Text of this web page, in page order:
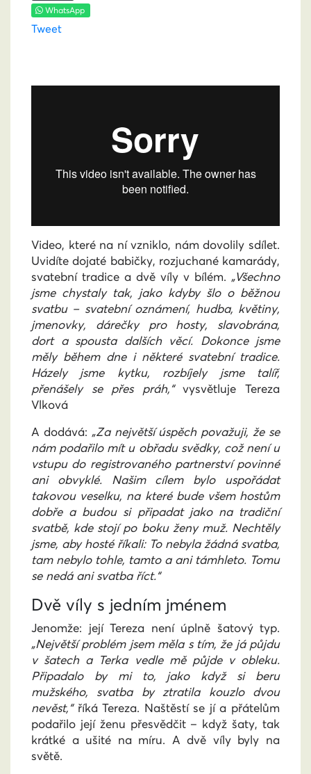
WhatsApp
Tweet
Video, které na ní vzniklo, nám dovolily sdílet.
Uvidíte dojaté babičky, rozjuchané kamarády,
svatební tradice a dvě víly v bílém. „Všechno
jsme chystaly tak, jako kdyby šlo o běžnou
svatbu – svatební oznámení, hudba, květiny,
jmenovky, dárečky pro hosty, slavobrána,
dort a spousta dalších věcí. Dokonce jsme
měly během dne i některé svatební tradice.
Házely jsme kytku, rozbíjely jsme talíř,
přenášely se přes práh,“vysvětluje Tereza
Vlková
A dodává: „Za největší úspěch považuji, že se
nám podařilo mít u obřadu svědky, což není u
vstupu do registrovaného partnerství povinné
ani obvyklé. Našim cílem bylo uspořádat
takovou veselku, na které bude všem hostům
dobře a budou si připadat jako na tradiční
svatbě, kde stojí po boku ženy muž. Nechtěly
jsme, aby hosté říkali: To nebyla žádná svatba,
tam nebylo tohle, tamto a ani támhleto. Tomu
se nedá ani svatba říct.“
Dvě víly s jedním jménem
Jenomže: její Tereza není úplně šatový typ.
„Největší problém jsem měla s tím, že já půjdu
v šatech a Terka vedle mě půjde v obleku.
Připadalo by mi to, jako když si beru
mužského, svatba by ztratila kouzlo dvou
nevěst,“ říká Tereza. Naštěstí se jí a přátelům
podařilo její ženu přesvědčit – když šaty, tak
krátké a ušité na míru. A dvě víly byly na
světě.